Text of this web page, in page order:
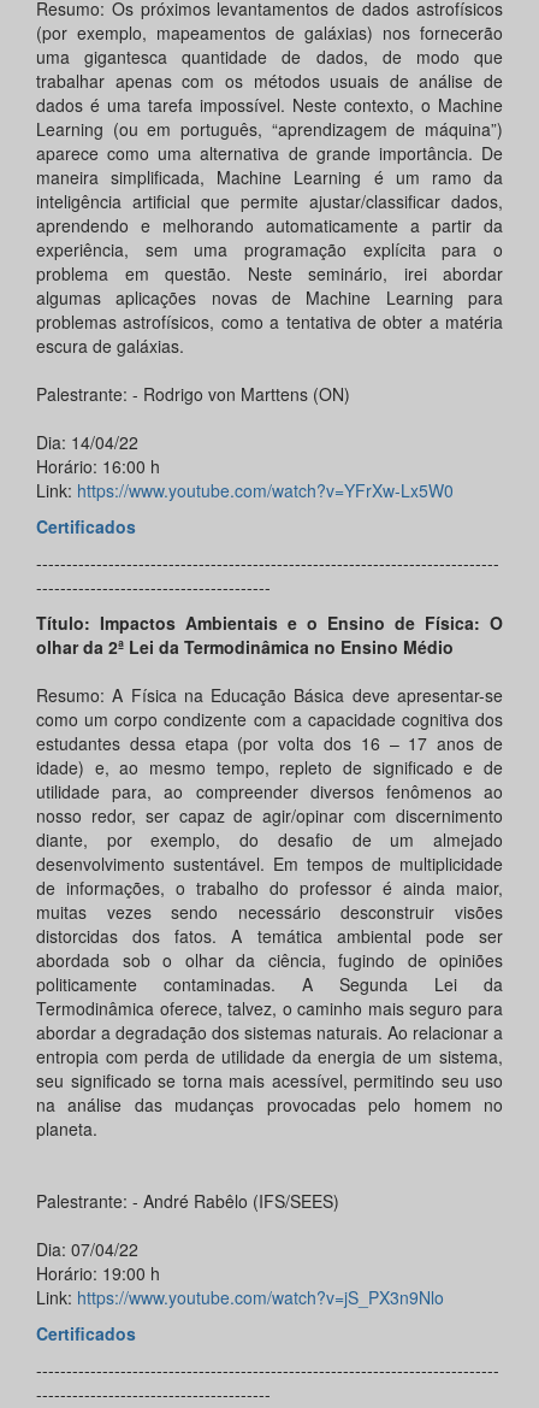
Resumo: Os próximos levantamentos de dados astrofísicos
(por exemplo, mapeamentos de galáxias) nos fornecerão
uma gigantesca quantidade de dados, de modo que
trabalhar apenas com os métodos usuais de análise de
dados é uma tarefa impossível. Neste contexto, o Machine
Learning (ou em português, “aprendizagem de máquina”)
aparece como uma alternativa de grande importância. De
maneira simplificada, Machine Learning é um ramo da
inteligência artificial que permite ajustar/classificar dados,
aprendendo e melhorando automaticamente a partir da
experiência, sem uma programação explícita para o
problema em questão. Neste seminário, irei abordar
algumas aplicações novas de Machine Learning para
problemas astrofísicos, como a tentativa de obter a matéria
escura de galáxias.
Palestrante: - Rodrigo von Marttens (ON)
Dia: 14/04/22
Horário: 16:00 h
Link: https://www.youtube.com/watch?v=YFrXw-Lx5W0
Certificados
-----------------------------------------------------------------------------
---------------------------------------
Título: Impactos Ambientais e o Ensino de Física: O
olhar da 2ª Lei da Termodinâmica no Ensino Médio
Resumo: A Física na Educação Básica deve apresentar-se
como um corpo condizente com a capacidade cognitiva dos
estudantes dessa etapa (por volta dos 16 – 17 anos de
idade) e, ao mesmo tempo, repleto de significado e de
utilidade para, ao compreender diversos fenômenos ao
nosso redor, ser capaz de agir/opinar com discernimento
diante, por exemplo, do desafio de um almejado
desenvolvimento sustentável. Em tempos de multiplicidade
de informações, o trabalho do professor é ainda maior,
muitas vezes sendo necessário desconstruir visões
distorcidas dos fatos. A temática ambiental pode ser
abordada sob o olhar da ciência, fugindo de opiniões
politicamente contaminadas. A Segunda Lei da
Termodinâmica oferece, talvez, o caminho mais seguro para
abordar a degradação dos sistemas naturais. Ao relacionar a
entropia com perda de utilidade da energia de um sistema,
seu significado se torna mais acessível, permitindo seu uso
na análise das mudanças provocadas pelo homem no
planeta.
Palestrante: - André Rabêlo (IFS/SEES)
Dia: 07/04/22
Horário: 19:00 h
Link: https://www.youtube.com/watch?v=jS_PX3n9Nlo
Certificados
-----------------------------------------------------------------------------
---------------------------------------